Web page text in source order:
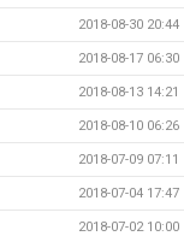
2018-08-30 20:44
2018-08-17 06:30
2018-08-13 14:21
2018-08-10 06:26
2018-07-09 07:11
2018-07-04 17:47
2018-07-02 10:00